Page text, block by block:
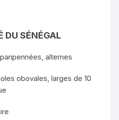
DU SÉNÉGAL
alternes
obovales, larges de 10